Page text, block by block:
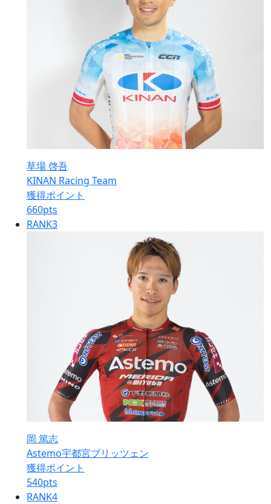
草場 啓吾
KINAN Racing Team
獲得ポイント
660pts
RANK3
岡 篤志
Astemo宇都宮ブリッツェン
獲得ポイント
540pts
RANK4